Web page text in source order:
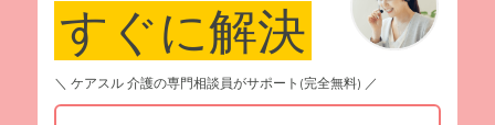
すぐに解決
＼ ケアスル 介護の専門相談員がサポート(完全無料) ／